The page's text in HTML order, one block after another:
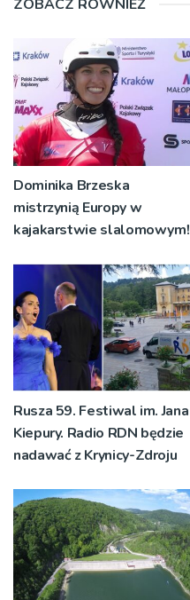
ZOBACZ RÓWNIEŻ
Dominika Brzeska
mistrzynią Europy w
kajakarstwie slalomowym!
Rusza 59. Festiwal im. Jana
Kiepury. Radio RDN będzie
nadawać z Krynicy-Zdroju